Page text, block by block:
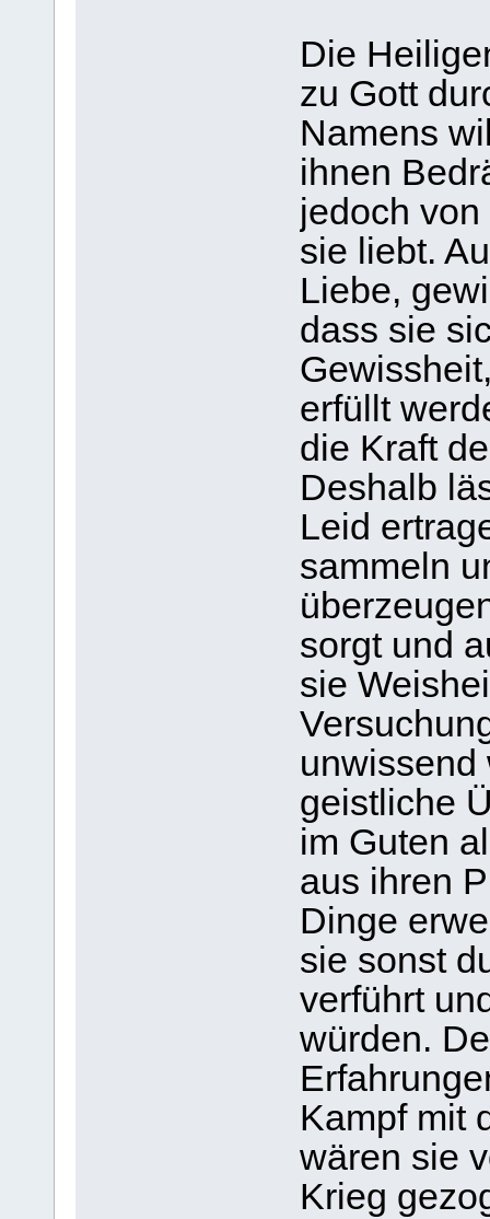
Die
zu Gott
Namens
ihnen
jedoch
sie liebt.
Liebe,
dass sie
erfüllt
die Kraft
Deshalb
Leid
sammeln
sorgt und
sie
unwissend
geistliche
im Guten
aus ihren
Dinge
sie sonst
verführt
würden.
Kampf mit
wären sie
Krieg